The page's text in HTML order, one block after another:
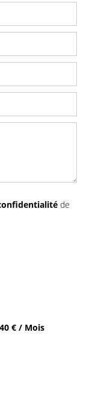
de
€ / Mois